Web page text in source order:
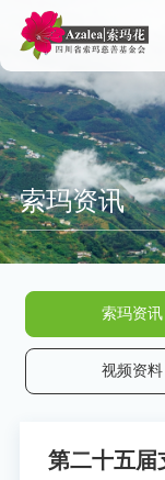
索玛资讯
索玛资讯
视频资料
第二十五届